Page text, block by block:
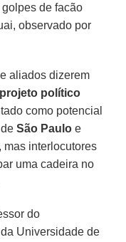
de facão
observado por
aliados dizerem
projeto político
como potencial
deSão Paulo e
interlocutores
uma cadeira no
do
Universidade de